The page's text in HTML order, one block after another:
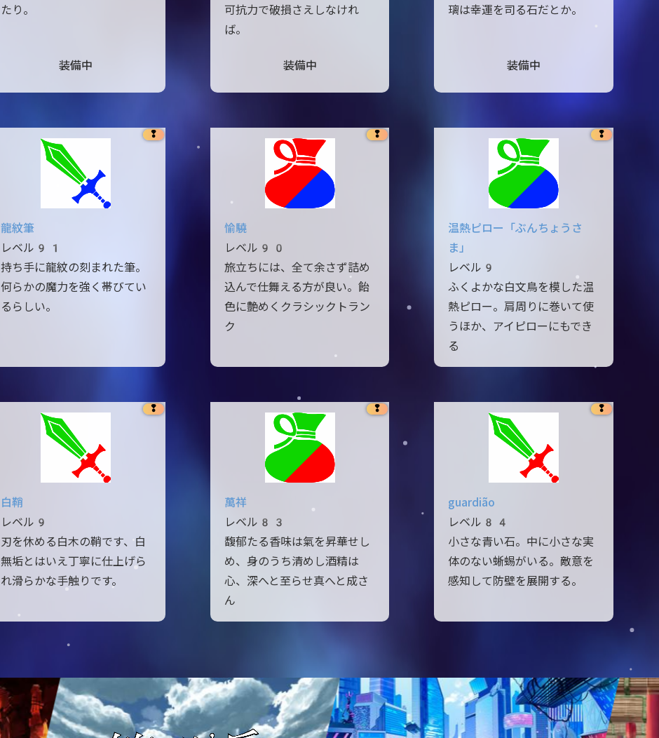
たり。
装備中
可抗力で破損さえしなけれ
ば。
装備中
璃は幸運を司る石だとか。
装備中
❢
龍紋筆
レベル91
持ち手に龍紋の刻まれた筆。
何らかの魔力を強く帯びてい
るらしい。
❢
愉驍
レベル90
旅立ちには、全て余さず詰め
込んで仕舞える方が良い。飴
色に艶めくクラシックトラン
ク
❢
温熱ピロー「ぶんちょうさ
ま」
レベル9
ふくよかな白文鳥を模した温
熱ピロー。肩周りに巻いて使
うほか、アイピローにもでき
る
❢
白鞘
レベル9
刃を休める白木の鞘です、白
無垢とはいえ丁寧に仕上げら
れ滑らかな手触りです。
❢
萬祥
レベル83
馥郁たる香味は氣を昇華せし
め、身のうち清めし酒精は
心、深へと至らせ真へと成さ
ん
❢
guardião
レベル84
小さな青い石。中に小さな実
体のない蜥蜴がいる。敵意を
感知して防壁を展開する。